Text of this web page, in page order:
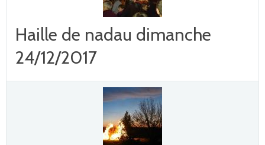
Haille de nadau dimanche
24/12/2017